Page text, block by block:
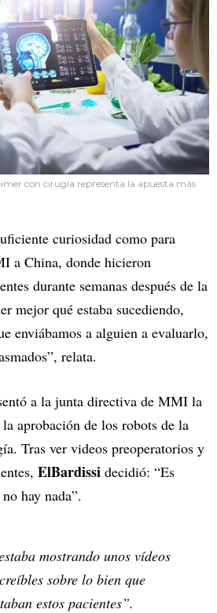
con cirugía representa la apuesta más
curiosidad como para
a China, donde hicieron
durante semanas después de la
mejor qué estaba sucediendo,
enviábamos a alguien a evaluarlo,
relata.
a la junta directiva de MMI la
aprobación de los robots de la
Tras ver videos preoperatorios y
ElBardissi decidió: “Es
hay nada”.
mostrando unos vídeos
sobre lo bien que
estos pacientes”.